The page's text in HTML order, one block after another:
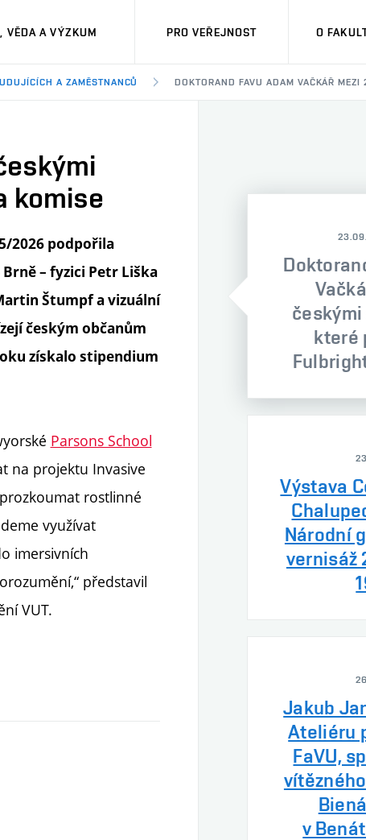
VĚDA A VÝZKUM PRO VEŘEJNOST O
A ZAMĚSTNANCŮ DOKTORAND FAVU ADAM VAČKÁŘ
komise
2026 podpořila
– fyzici Petr Liška
Štumpf a vizuální
českým občanům
získalo stipendium
Parsons School
na projektu Invasive
rostlinné
využívat
imersivních
představil
VUT.
které
Výstava
Národní
vernisáž
Jakub
Ateliéru
FaVU,
v